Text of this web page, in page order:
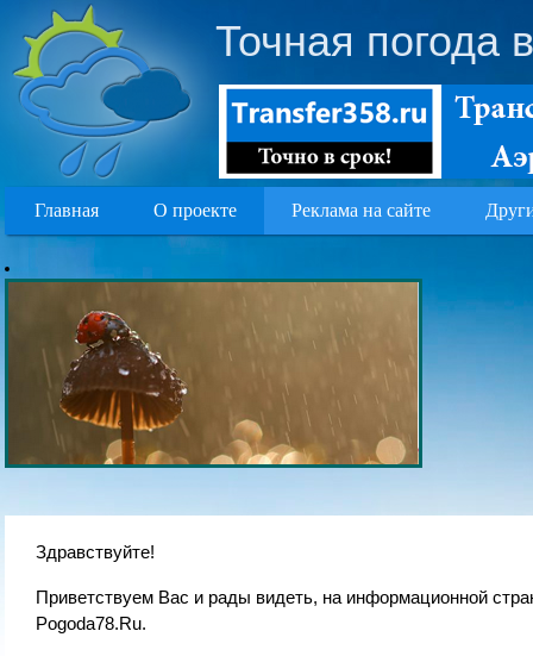
Точная погода
Главная О проекте Реклама на сайте
Здравствуйте!
Приветствуем Вас и рады видеть, на информационной
Pogoda78.Ru.